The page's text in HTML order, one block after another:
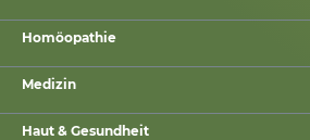
Homöopathie
Medizin
Haut & Gesundheit